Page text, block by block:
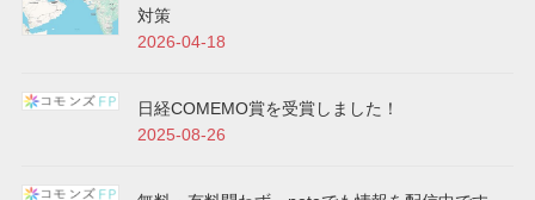
対策
2026-04-18
日経COMEMO賞を受賞しました！
2025-08-26